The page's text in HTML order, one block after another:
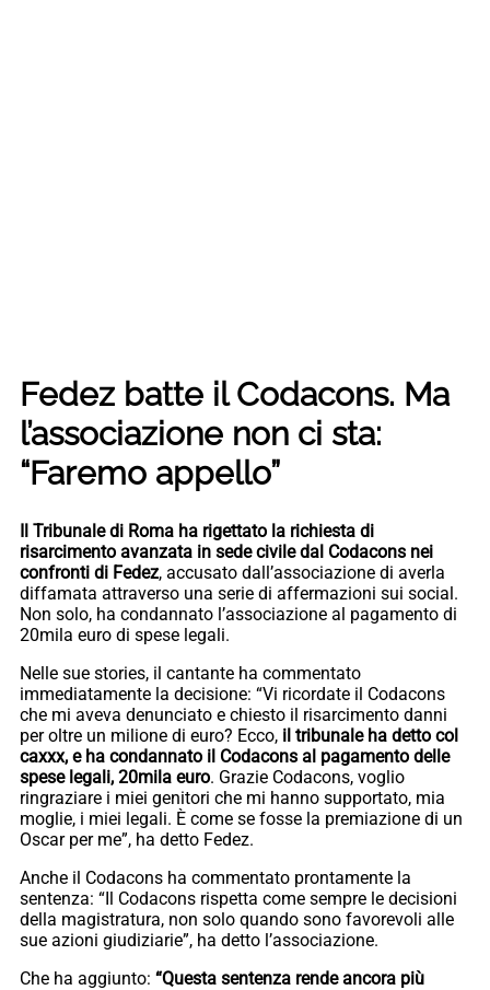
Fedez batte il Codacons. Ma
l’associazione non ci sta:
“Faremo appello”
Il Tribunale di Roma ha rigettato la richiesta di
risarcimento avanzata in sede civile dal Codacons nei
confronti di Fedez, accusato dall’associazione di averla
diffamata attraverso una serie di affermazioni sui social.
Non solo, ha condannato l’associazione al pagamento di
20mila euro di spese legali.
Nelle sue stories, il cantante ha commentato
immediatamente la decisione: “Vi ricordate il Codacons
che mi aveva denunciato e chiesto il risarcimento danni
per oltre un milione di euro? Ecco, il tribunale ha detto col
caxxx, e ha condannato il Codacons al pagamento delle
spese legali, 20mila euro. Grazie Codacons, voglio
ringraziare i miei genitori che mi hanno supportato, mia
moglie, i miei legali. È come se fosse la premiazione di un
Oscar per me”, ha detto Fedez.
Anche il Codacons ha commentato prontamente la
sentenza: “Il Codacons rispetta come sempre le decisioni
della magistratura, non solo quando sono favorevoli alle
sue azioni giudiziarie”, ha detto l’associazione.
Che ha aggiunto: “Questa sentenza rende ancora più